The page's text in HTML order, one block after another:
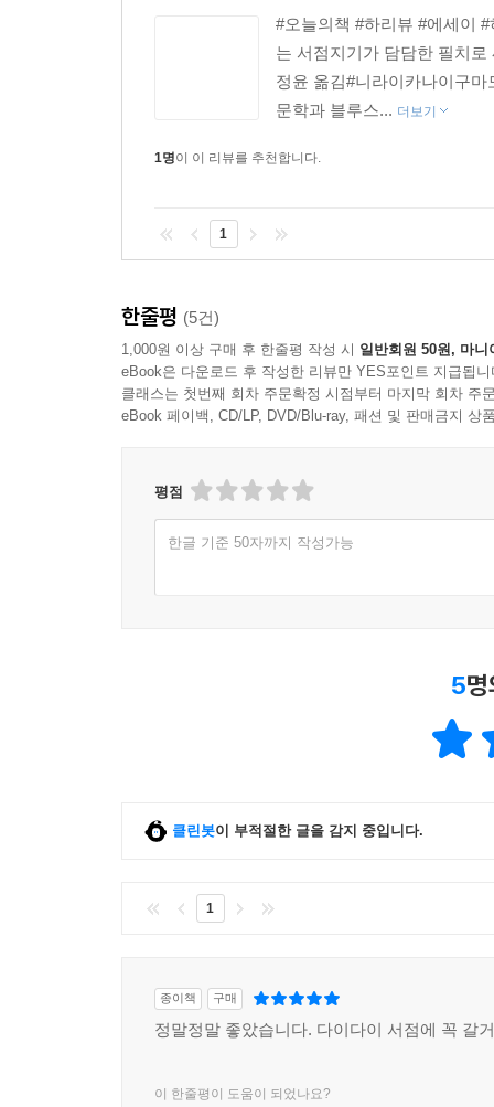
---「멀리 있지만 가까이 있는 사람」중에서
#오늘의책 #하리뷰 #에세이
는 서점지기가 담담한 필치
정윤 옮김#니라이카나이구
문학과 블루스... 더보기
1명이 이 리뷰를 추천합니다.
1
한줄평 (5건)
1,000원 이상 구매 후 한줄평 작성 시 일반회원 50원, 마니
eBook은 다운로드 후 작성한 리뷰만 YES포인트 지급됩니
클래스는 첫번째 회차 주문확정 시점부터 마지막 회차 주
eBook 페이백, CD/LP, DVD/Blu-ray, 패션 및 판매금지 상
평점
한글 기준 50자까지 작성가능
5
클린봇이 부적절한 글을 감지 중입니다.
1
종이책 구매
정말정말 좋았습니다. 다이다이 서점에 꼭 갈
이 한줄평이 도움이 되었나요?